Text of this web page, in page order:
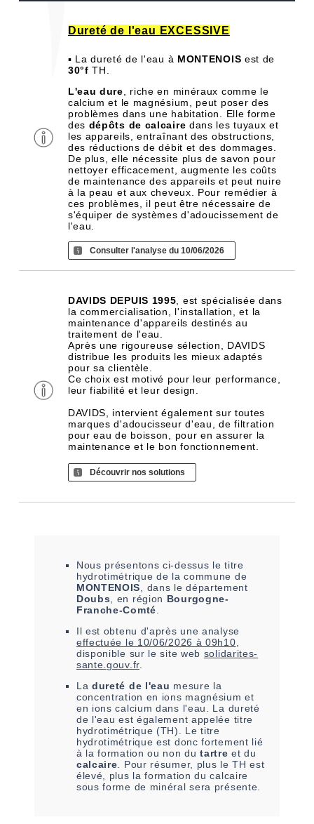
Dureté de l'eau EXCESSIVE
▪ La dureté de l'eau à MONTENOIS est de
30°f TH.
L'eau dure , riche en minéraux comme le
calcium et le magnésium, peut poser des
problèmes dans une habitation. Elle forme
des dépôts de calcaire dans les tuyaux et
les appareils, entraînant des obstructions,
des réductions de débit et des dommages.
De plus, elle nécessite plus de savon pour
nettoyer efficacement, augmente les coûts
de maintenance des appareils et peut nuire
à la peau et aux cheveux. Pour remédier à
ces problèmes, il peut être nécessaire de
s'équiper de systèmes d'adoucissement de
l'eau.
Consulter l'analyse du 10/06/2026
DAVIDS DEPUIS 1995 , est spécialisée dans
la commercialisation, l'installation, et la
maintenance d'appareils destinés au
traitement de l'eau.
Après une rigoureuse sélection, DAVIDS
distribue les produits les mieux adaptés
pour sa clientèle.
Ce choix est motivé pour leur performance,
leur fiabilité et leur design.
DAVIDS, intervient également sur toutes
marques d'adoucisseur d'eau, de filtration
pour eau de boisson, pour en assurer la
maintenance et le bon fonctionnement.
Découvrir nos solutions
Nous présentons ci-dessus le titre
hydrotimétrique de la commune de
MONTENOIS , dans le département
Doubs , en région Bourgogne-
Franche-Comté
Il est obtenu d'après une analyse
effectuée le 10/06/2026 à 09h10
disponible sur le site web solidarites-
sante.gouv.fr.
La dureté de l'eau mesure la
concentration en ions magnésium et
en ions calcium dans l'eau. La dureté
de l'eau est également appelée titre
hydrotimétrique (TH). Le titre
hydrotimétrique est donc fortement lié
à la formation ou non dutartre et du
calcaire . Pour résumer, plus le TH est
élevé, plus la formation du calcaire
sous forme de minéral sera présente.